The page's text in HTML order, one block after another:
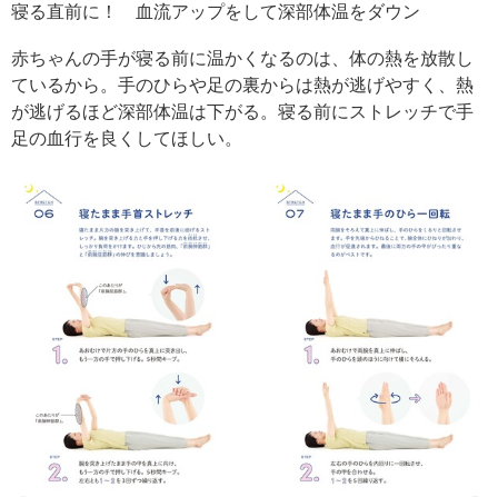
寝る直前に！ 血流アップをして深部体温をダウン
赤ちゃんの手が寝る前に温かくなるのは、体の熱を放散し
ているから。手のひらや足の裏からは熱が逃げやすく、熱
が逃げるほど深部体温は下がる。寝る前にストレッチで手
足の血行を良くしてほしい。